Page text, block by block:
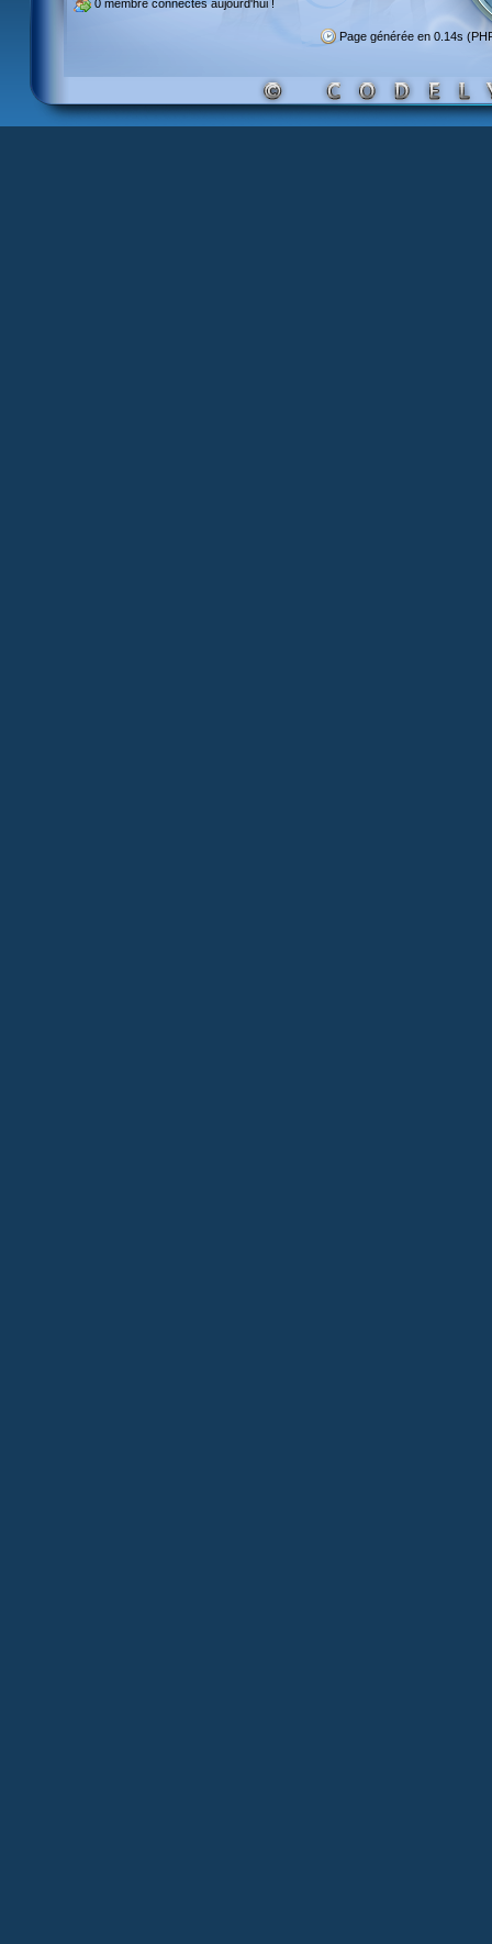
0 membre connectés aujourd'hui !
Page générée en 0.14s